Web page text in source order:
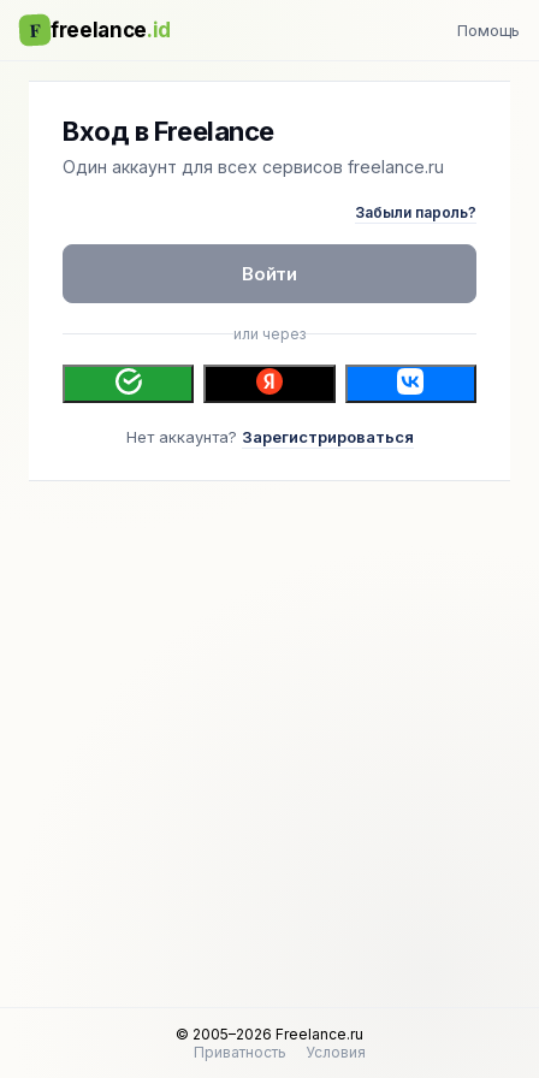
F freelance.id Помощь
Вход в Freelance
Один аккаунт для всех сервисов freelance.ru
Забыли пароль?
Войти
или через
Нет аккаунта? Зарегистрироваться
© 2005–2026 Freelance.ru
Приватность
Условия